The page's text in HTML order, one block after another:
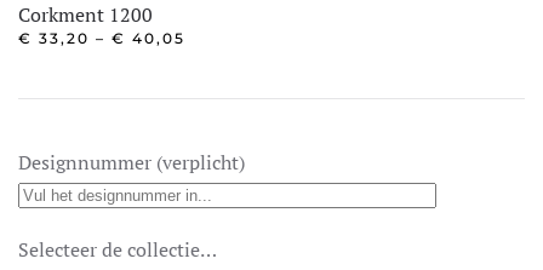
Corkment 1200
€ 33,20 – € 40,05
€ 40,05
product
meerdere
variaties.
optie
Designnummer (verplicht)
Selecteer de collectie…